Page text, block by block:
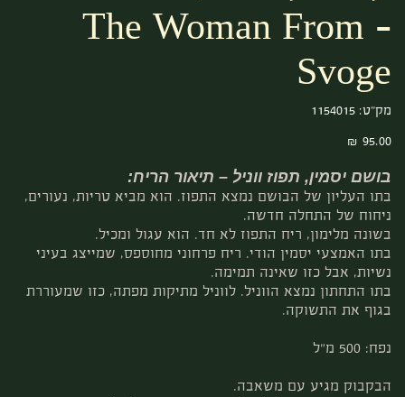
- The Woman From
Svoge
מק"ט:
מק"ט
1154015
מחיר
בושם יסמין, תפוז ווניל – תיאור הריח:
בתו העליון של הבושם נמצא התפוז. הוא מביא טריות, נעורים,
ניחוח של התחלה חדשה.
בשונה מלימון, ריח התפוז לא חד. הוא עגול ומכיל.
בתו האמצעי יסמין הודי. ריח פרחוני מחוספס, שמייצג בעיני
נשיות, אבל כזו שאינה תמימה.
בתו התחתון נמצא הווניל. לווניל מתיקות מפתה, כזו שמעוררת
בגוף את התשוקה.
נפח: 500 מ"ל
הבקבוק מגיע עם משאבה.